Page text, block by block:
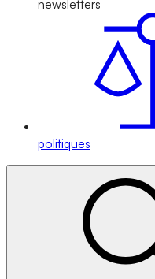
newsletters
politiques